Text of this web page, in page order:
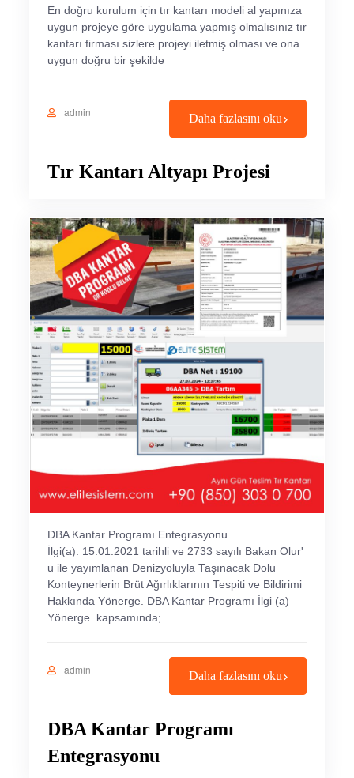
En doğru kurulum için tır kantarı modeli al yapınıza
uygun projeye göre uygulama yapmış olmalısınız tır
kantarı firması sizlere projeyi iletmiş olması ve ona
uygun doğru bir şekilde
admin Daha fazlasını oku
Tır Kantarı Altyapı Projesi
DBA Kantar Programı Entegrasyonu
İlgi(a): 15.01.2021 tarihli ve 2733 sayılı Bakan Olur'
u ile yayımlanan Denizyoluyla Taşınacak Dolu
Konteynerlerin Brüt Ağırlıklarının Tespiti ve Bildirimi
Hakkında Yönerge. DBA Kantar Programı İlgi (a)
Yönerge kapsamında; …
admin Daha fazlasını oku
DBA Kantar Programı
Entegrasyonu